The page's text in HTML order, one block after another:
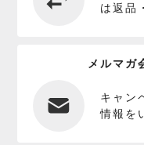
は返品
メルマガ
キャン
情報を